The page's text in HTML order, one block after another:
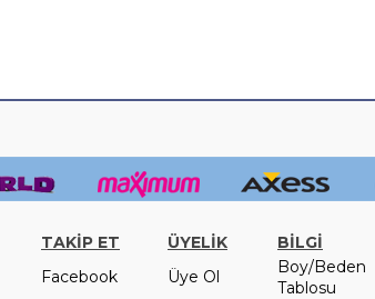
TAKİP ET ÜYELİK
BİLGİ
Facebook Üye Ol
Boy/Beden
Tablosu